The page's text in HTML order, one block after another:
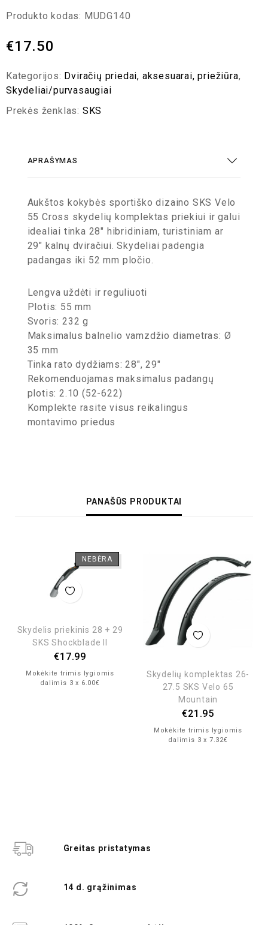
Produkto kodas: MUDG140
€17.50
Kategorijos: Dviračių priedai, aksesuarai, priežiūra,
Skydeliai/purvasaugiai
Prekės ženklas: SKS
APRAŠYMAS
Aukštos kokybės sportiško dizaino SKS Velo
55 Cross skydelių komplektas priekiui ir galui
idealiai tinka 28″ hibridiniam, turistiniam ar
29″ kalnų dviračiui. Skydeliai padengia
padangas iki 52 mm pločio.
Lengva uždėti ir reguliuoti
Plotis: 55 mm
Svoris: 232 g
Maksimalus balnelio vamzdžio diametras: Ø
35 mm
Tinka rato dydžiams: 28″, 29″
Rekomenduojamas maksimalus padangų
plotis: 2.10 (52-622)
Komplekte rasite visus reikalingus
montavimo priedus
PANAŠŪS PRODUKTAI
NEBĖRA
Skydelis priekinis 28 + 29
SKS Shockblade II
€17.99
Mokėkite trimis lygiomis
dalimis 3 x 6.00€
Skydelių komplektas 26-
27.5 SKS Velo 65
Mountain
€21.95
Mokėkite trimis lygiomis
dalimis 3 x 7.32€
Greitas pristatymas
14 d. grąžinimas